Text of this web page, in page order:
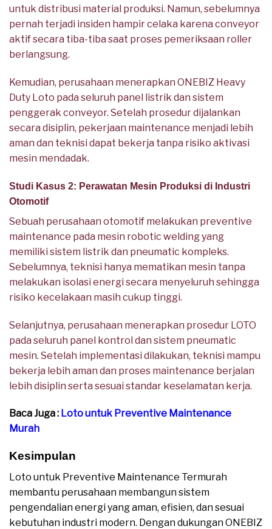
untuk distribusi material produksi. Namun, sebelumnya
pernah terjadi insiden hampir celaka karena conveyor
aktif secara tiba-tiba saat proses pemeriksaan roller
berlangsung.
Kemudian, perusahaan menerapkan ONEBIZ Heavy
Duty Loto pada seluruh panel listrik dan sistem
penggerak conveyor. Setelah prosedur dijalankan
secara disiplin, pekerjaan maintenance menjadi lebih
aman dan teknisi dapat bekerja tanpa risiko aktivasi
mesin mendadak.
Studi Kasus 2: Perawatan Mesin Produksi di Industri
Otomotif
Sebuah perusahaan otomotif melakukan preventive
maintenance pada mesin robotic welding yang
memiliki sistem listrik dan pneumatic kompleks.
Sebelumnya, teknisi hanya mematikan mesin tanpa
melakukan isolasi energi secara menyeluruh sehingga
risiko kecelakaan masih cukup tinggi.
Selanjutnya, perusahaan menerapkan prosedur LOTO
pada seluruh panel kontrol dan sistem pneumatic
mesin. Setelah implementasi dilakukan, teknisi mampu
bekerja lebih aman dan proses maintenance berjalan
lebih disiplin serta sesuai standar keselamatan kerja.
Baca Juga : Loto untuk Preventive Maintenance
Murah
Kesimpulan
Loto untuk Preventive Maintenance Termurah
membantu perusahaan membangun sistem
pengendalian energi yang aman, efisien, dan sesuai
kebutuhan industri modern. Dengan dukungan ONEBIZ